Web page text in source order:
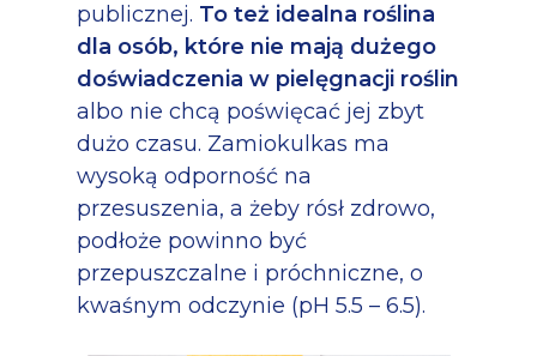
publicznej. To też idealna roślina
dla osób, które nie mają dużego
doświadczenia w pielęgnacji roślin
albo nie chcą poświęcać jej zbyt
dużo czasu. Zamiokulkas ma
wysoką odporność na
przesuszenia, a żeby rósł zdrowo,
podłoże powinno być
przepuszczalne i próchniczne, o
kwaśnym odczynie (pH 5.5 – 6.5).